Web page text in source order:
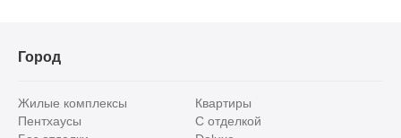
Город
Жилые комплексы
Квартиры
Пентхаусы
С отделкой